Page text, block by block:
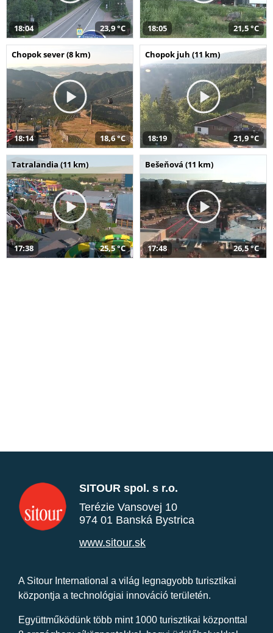
18:04 23,9 °C 18:05 21,5 °C
Chopok sever (8 km)
18:14 18,6 °C
Chopok juh (11 km)
18:19 21,9 °C
Tatralandia (11 km)
17:38 25,5 °C
Bešeňová (11 km)
17:48 26,5 °C
SITOUR spol. s r.o.
Terézie Vansovej 10
974 01 Banská Bystrica
www.sitour.sk
A Sitour International a világ legnagyobb turisztikai
központja a technológiai innováció területén.
Együttműködünk több mint 1000 turisztikai központtal